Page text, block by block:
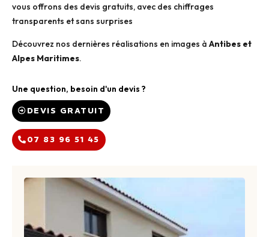
vous offrons des devis gratuits, avec des chiffrages
transparents et sans surprises
Découvrez nos dernières réalisations en images à Antibes et
Alpes Maritimes.
Une question, besoin d'un devis ?
DEVIS GRATUIT
07 83 96 51 45